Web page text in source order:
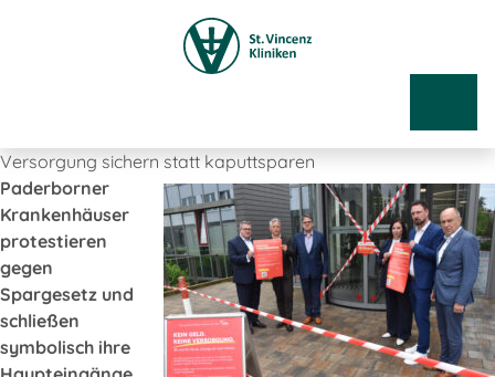
Versorgung sichern statt kaputtsparen
Paderborner
Krankenhäuser
protestieren
gegen
Spargesetz und
schließen
symbolisch ihre